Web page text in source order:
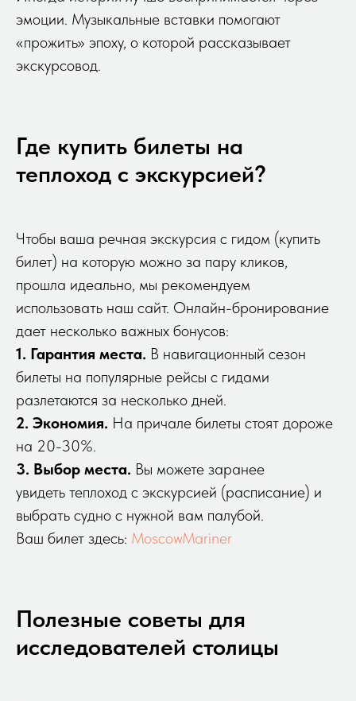
эмоции. Музыкальные вставки помогают
«прожить» эпоху, о которой рассказывает
экскурсовод.
Где купить билеты на
теплоход с экскурсией?
Чтобы ваша речная экскурсия с гидом (купить
билет) на которую можно за пару кликов,
прошла идеально, мы рекомендуем
использовать наш сайт. Онлайн-бронирование
дает несколько важных бонусов:
1. Гарантия места. В навигационный сезон
билеты на популярные рейсы с гидами
разлетаются за несколько дней.
2. Экономия. На причале билеты стоят дороже
на 20-30%.
3. Выбор места. Вы можете заранее
увидеть теплоход с экскурсией (расписание) и
выбрать судно с нужной вам палубой.
Ваш билет здесь: MoscowMariner
Полезные советы для
исследователей столицы